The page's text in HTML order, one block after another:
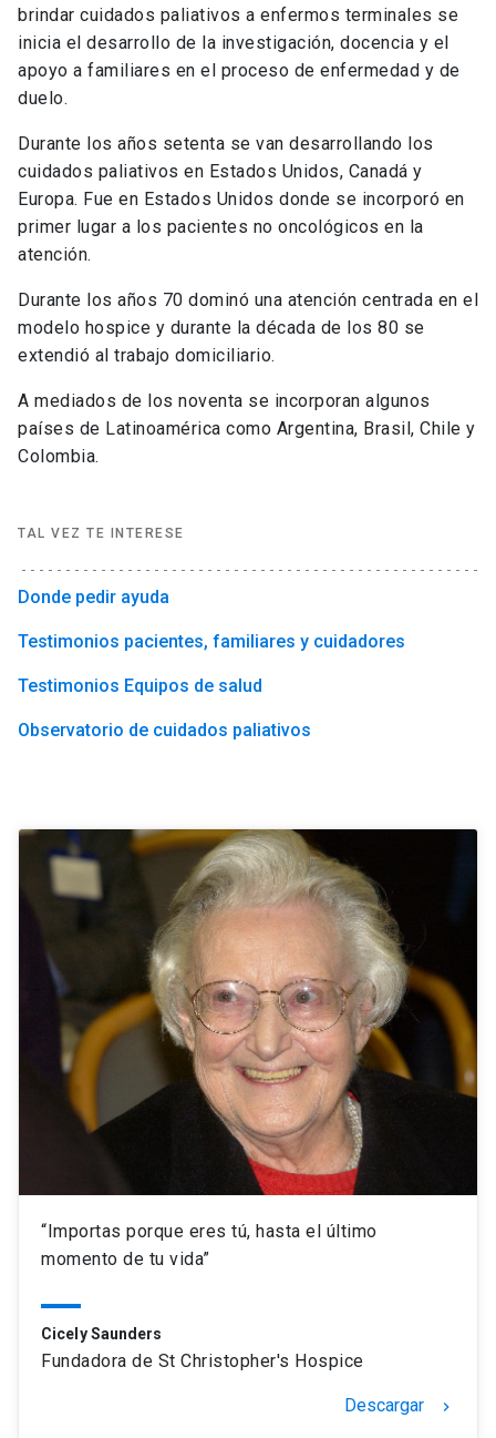
brindar cuidados paliativos a enfermos terminales se
inicia el desarrollo de la investigación, docencia y el
apoyo a familiares en el proceso de enfermedad y de
duelo.
Durante los años setenta se van desarrollando los
cuidados paliativos en Estados Unidos, Canadá y
Europa. Fue en Estados Unidos donde se incorporó en
primer lugar a los pacientes no oncológicos en la
atención.
Durante los años 70 dominó una atención centrada en el
modelo hospice y durante la década de los 80 se
extendió al trabajo domiciliario.
A mediados de los noventa se incorporan algunos
países de Latinoamérica como Argentina, Brasil, Chile y
Colombia.
TAL VEZ TE INTERESE
Donde pedir ayuda
Testimonios pacientes, familiares y cuidadores
Testimonios Equipos de salud
Observatorio de cuidados paliativos
“Importas porque eres tú, hasta el último
momento de tu vida”
Cicely Saunders
Fundadora de St Christopher's Hospice
Descargar keyboard_arrow_right